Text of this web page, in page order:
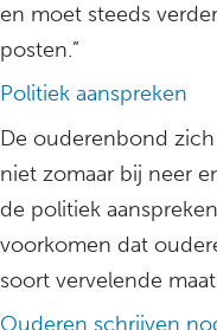
en moet steeds
posten.”
Politiek aanspreken
De ouderenbond
niet zomaar bij neer
de politiek
voorkomen dat
soort vervelende
Ouderen schrijven